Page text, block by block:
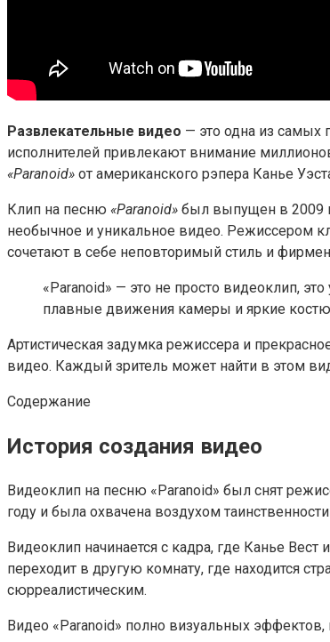
Развлекательные видео — это одна из самых
исполнителей привлекают внимание
«Paranoid» от американского рэпера Канье
Клип на песню «Paranoid» был выпущен в 2009
необычное и уникальное видео. Режиссером
сочетают в себе неповторимый стиль и
«Paranoid» — это не просто видеоклип,
плавные движения камеры и яркие
Артистическая задумка режиссера и
видео. Каждый зритель может найти в этом
Содержание
История создания видео
Видеоклип на песню «Paranoid» был снят
году и была охвачена воздухом
Видеоклип начинается с кадра, где Канье
переходит в другую комнату, где находится
сюрреалистическим.
Видео «Paranoid» полно визуальных